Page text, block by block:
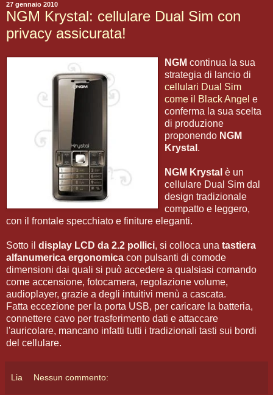
27 gennaio 2010
NGM Krystal: cellulare Dual Sim con
privacy assicurata!
NGM continua la sua
strategia di lancio di
cellulari Dual Sim
come il Black Angel e
conferma la sua scelta
di produzione
proponendo NGM
Krystal .
NGM Krystal è un
cellulare Dual Sim dal
design tradizionale
compatto e leggero,
con il frontale specchiato e finiture eleganti.
Sotto il display LCD da 2.2 pollici, si colloca una tastiera
alfanumerica ergonomica con pulsanti di comode
dimensioni dai quali si può accedere a qualsiasi comando
come accensione, fotocamera, regolazione volume,
audioplayer, grazie a degli intuitivi menù a cascata.
Fatta eccezione per la porta USB, per caricare la batteria,
connettere cavo per trasferimento dati e attaccare
l'auricolare, mancano infatti tutti i tradizionali tasti sui bordi
del cellulare.
Lia Nessun commento: